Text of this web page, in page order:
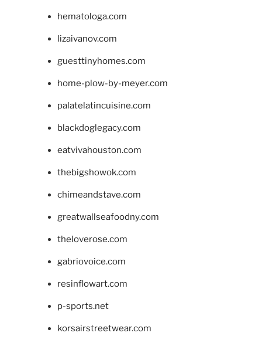
hematologa.com
lizaivanov.com
guesttinyhomes.com
home-plow-by-meyer.com
palatelatincuisine.com
blackdoglegacy.com
eatvivahouston.com
thebigshowok.com
chimeandstave.com
greatwallseafoodny.com
theloverose.com
gabriovoice.com
resinflowart.com
p-sports.net
korsairstreetwear.com